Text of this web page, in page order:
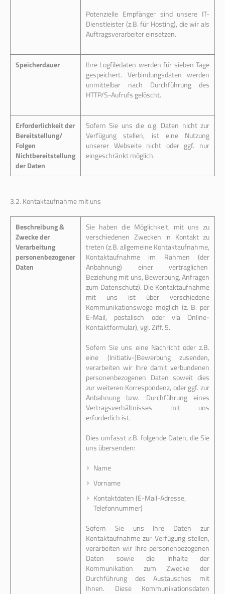
Potenzielle Empfänger sind unsere IT-
Dienstleister (z.B. für Hosting), die wir als
Auftragsverarbeiter einsetzen.
Speicherdauer
Ihre Logfiledaten werden für sieben Tage
gespeichert. Verbindungsdaten werden
unmittelbar nach Durchführung des
HTTP/S-Aufrufs gelöscht.
Erforderlichkeit der
Bereitstellung/
Folgen
Nichtbereitstellung
der Daten
Sofern Sie uns die o.g. Daten nicht zur
Verfügung stellen, ist eine Nutzung
unserer Webseite nicht oder ggf. nur
eingeschränkt möglich.
3.2. Kontaktaufnahme mit uns
Beschreibung &
Zwecke der
Verarbeitung
personenbezogener
Daten
Sie haben die Möglichkeit, mit uns zu
verschiedenen Zwecken in Kontakt zu
treten (z.B. allgemeine Kontaktaufnahme,
Kontaktaufnahme im Rahmen (der
Anbahnung) einer vertraglichen
Beziehung mit uns, Bewerbung, Anfragen
zum Datenschutz). Die Kontaktaufnahme
mit uns ist über verschiedene
Kommunikationswege möglich (z. B. per
E-Mail, postalisch oder via Online-
Kontaktformular), vgl. Ziff. 5.
Sofern Sie uns eine Nachricht oder z.B.
eine (Initiativ-)Bewerbung zusenden,
verarbeiten wir Ihre damit verbundenen
personenbezogenen Daten soweit dies
zur weiteren Korrespondenz, oder ggf. zur
Anbahnung bzw. Durchführung eines
Vertragsverhältnisses mit uns
erforderlich ist.
Dies umfasst z.B. folgende Daten, die Sie
uns übersenden:
Name
Vorname
Kontaktdaten (E-Mail-Adresse,
Telefonnummer)
Sofern Sie uns Ihre Daten zur
Kontaktaufnahme zur Verfügung stellen,
verarbeiten wir Ihre personenbezogenen
Daten sowie die Inhalte der
Kommunikation zum Zwecke der
Durchführung des Austausches mit
Ihnen. Diese Kommunikationsdaten